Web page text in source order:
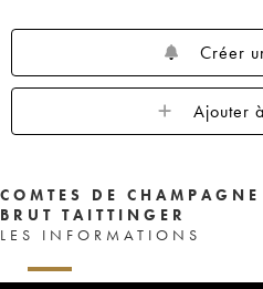
Créer
Ajouter
COMTES DE
BRUT TAITTINGER
LES INFORMATIONS